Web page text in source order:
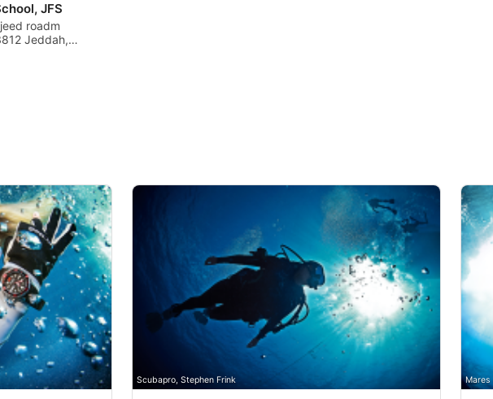
JFS
roadm
Jeddah,
Scubapro, Stephen Frink Mares